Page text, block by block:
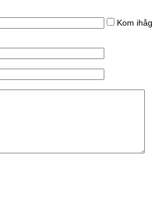
Kom